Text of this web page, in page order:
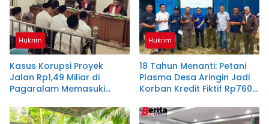
Hukrim
Kasus Korupsi Proyek
Jalan Rp1,49 Miliar di
Pagaralam Memasuki
Terdakwa Dituntut 2,5
Hukrim
18 Tahun Menanti: Petani
Plasma Desa Aringin Jadi
Korban Kredit Fiktif Rp760